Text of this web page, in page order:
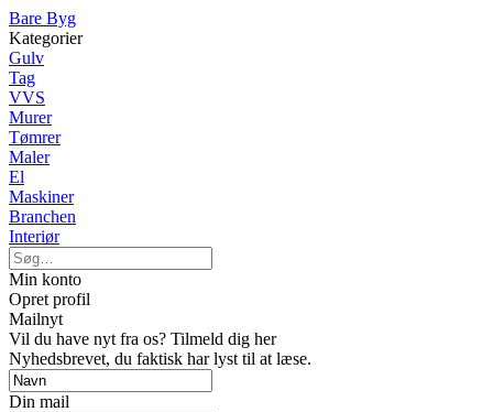
Bare Byg
Kategorier
Gulv
Tag
VVS
Murer
Tømrer
Maler
El
Maskiner
Branchen
Interiør
Min konto
Opret profil
Mailnyt
Vil du have nyt fra os? Tilmeld dig her
Nyhedsbrevet, du faktisk har lyst til at læse.
Din mail